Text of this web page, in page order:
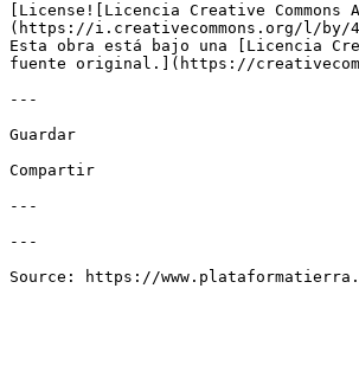
[License![Licencia Creative
(https://i.creativecommons.org/l/by/
Esta obra está bajo una [Licencia
fuente original.](https://
---
Guardar
Compartir
---
---